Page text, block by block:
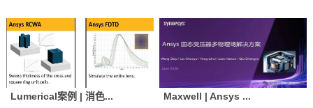
Lumerical案例 | 消色... Maxwell | Ansys ...